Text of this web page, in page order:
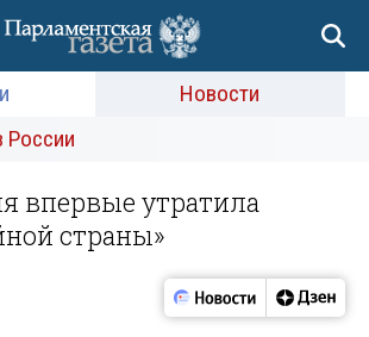
Новости
России
впервые утратила
страны»